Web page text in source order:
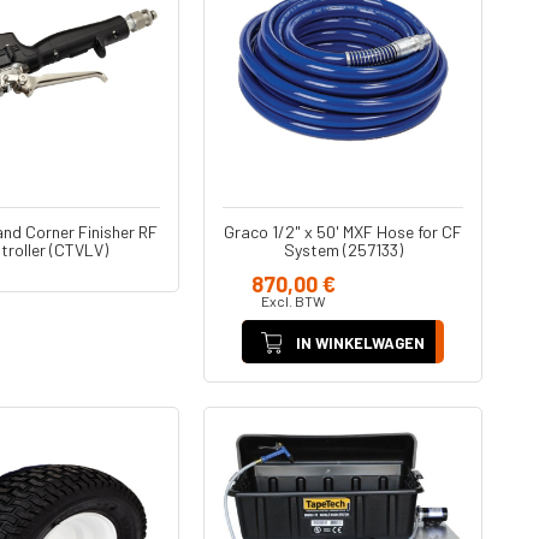
Corner Finisher RF
(CTVLV)
Graco 1/2" x 50' MXF Hose for CF
System (257133)
870,00 €
Excl. BTW
IN WINKELWAGEN